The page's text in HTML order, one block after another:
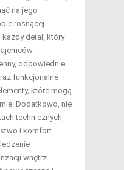
na jego
rosnącej
detal, który
odpowiednie
funkcjonalne
które mogą
Dodatkowo, nie
technicznych,
i komfort
wnętrz